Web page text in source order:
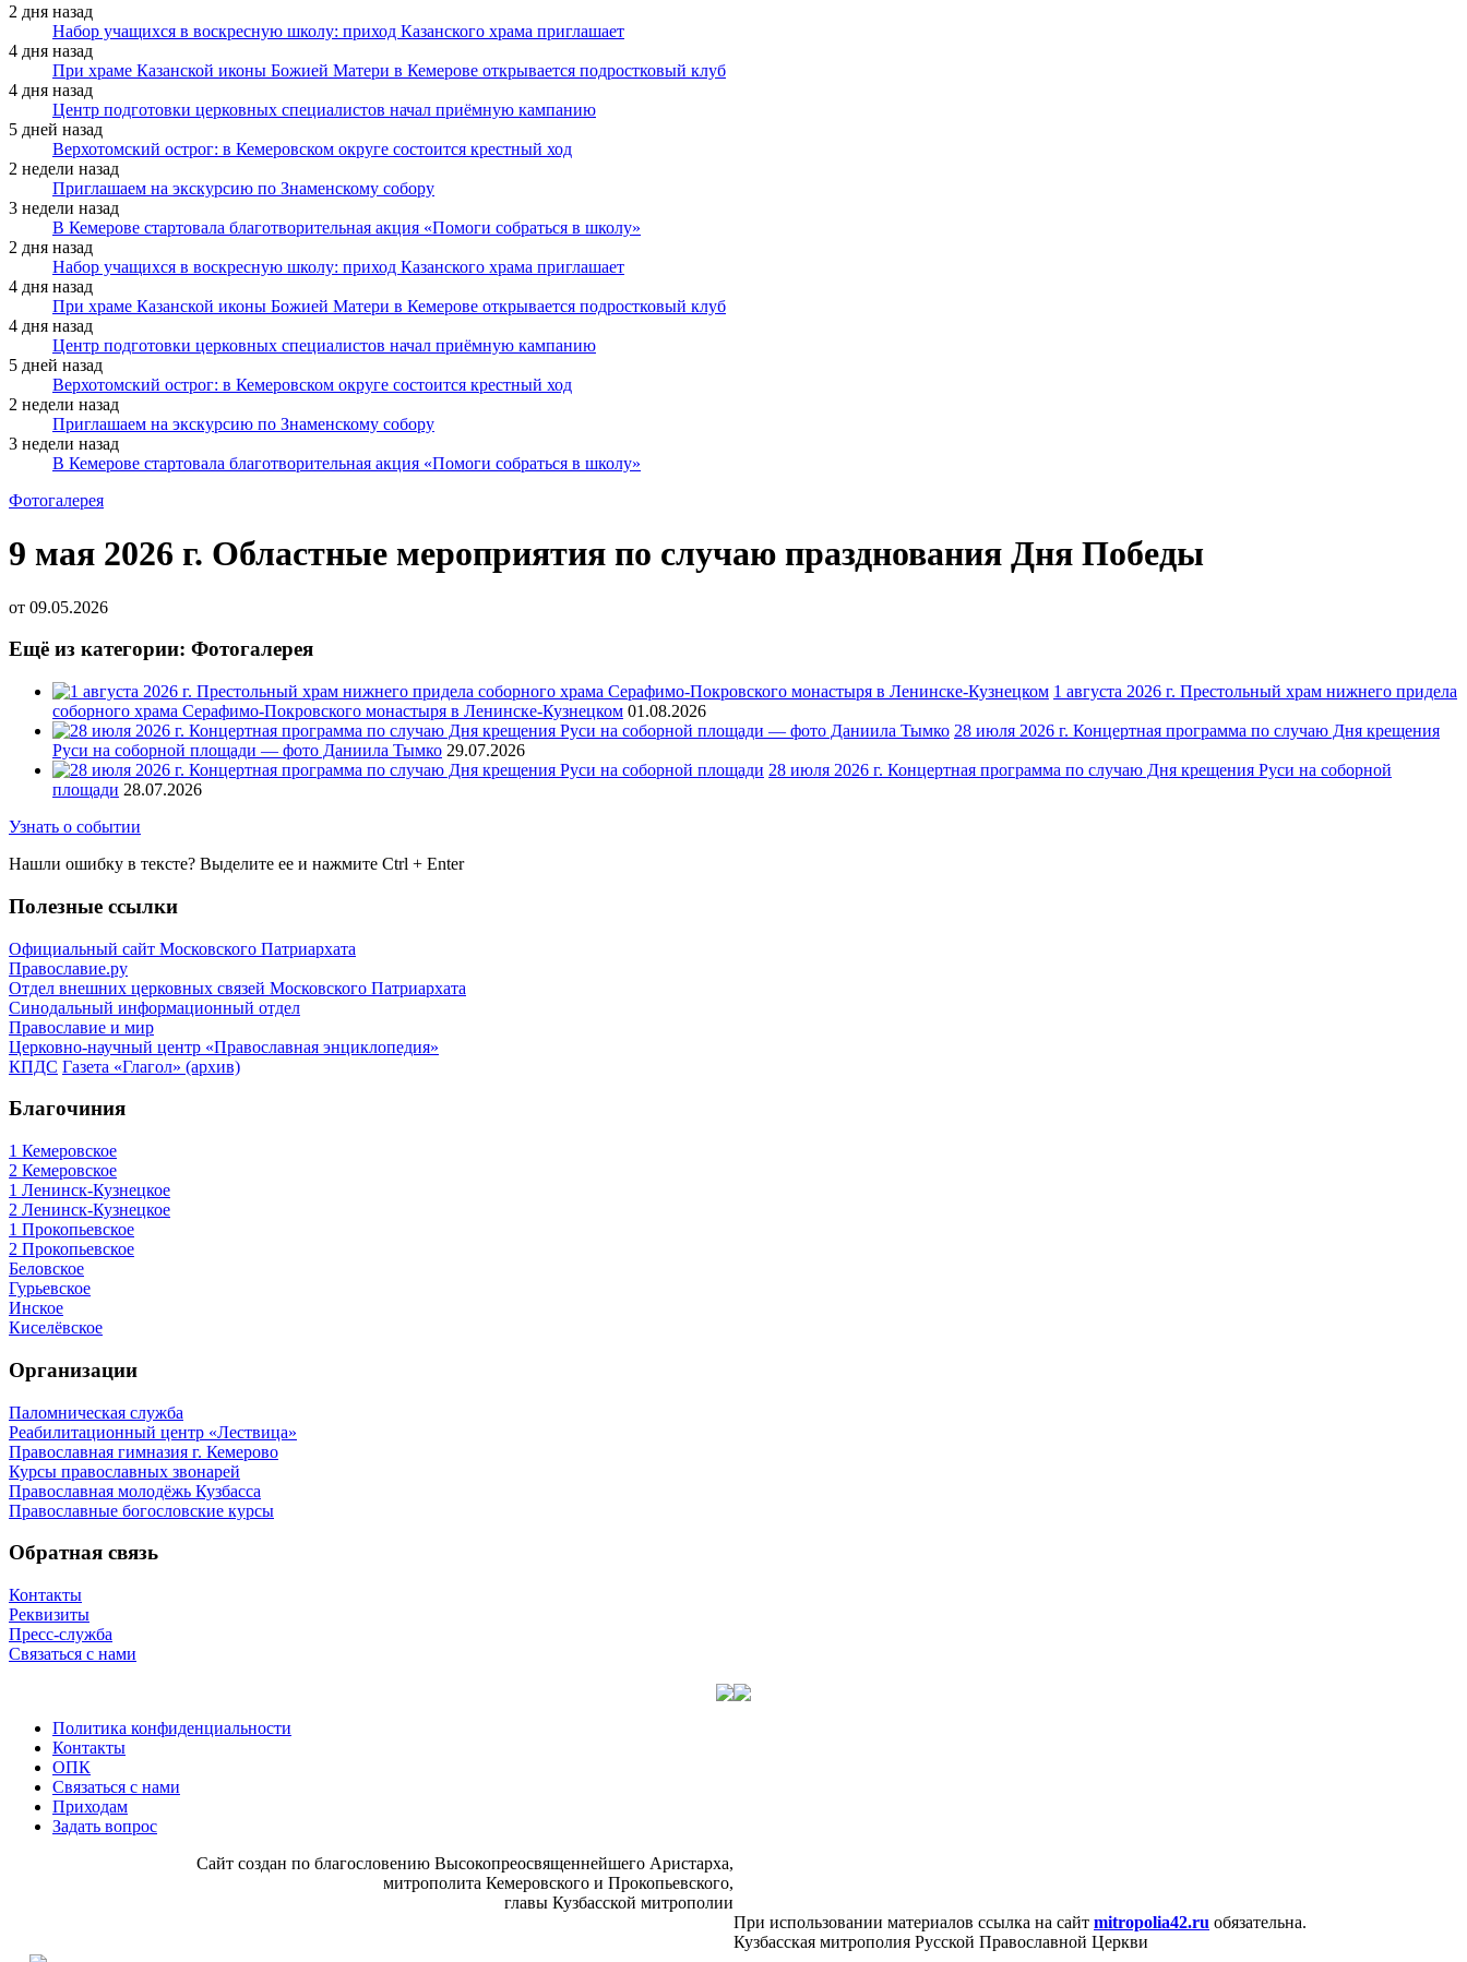
2 дня назад
Набор учащихся в воскресную школу: приход Казанского храма приглашает
4 дня назад
При храме Казанской иконы Божией Матери в Кемерове открывается подростковый клуб
4 дня назад
Центр подготовки церковных специалистов начал приёмную кампанию
5 дней назад
Верхотомский острог: в Кемеровском округе состоится крестный ход
2 недели назад
Приглашаем на экскурсию по Знаменскому собору
3 недели назад
В Кемерове стартовала благотворительная акция «Помоги собраться в школу»
2 дня назад
Набор учащихся в воскресную школу: приход Казанского храма приглашает
4 дня назад
При храме Казанской иконы Божией Матери в Кемерове открывается подростковый клуб
4 дня назад
Центр подготовки церковных специалистов начал приёмную кампанию
5 дней назад
Верхотомский острог: в Кемеровском округе состоится крестный ход
2 недели назад
Приглашаем на экскурсию по Знаменскому собору
3 недели назад
В Кемерове стартовала благотворительная акция «Помоги собраться в школу»
Фотогалерея
9 мая 2026 г. Областные мероприятия по случаю празднования Дня Победы
от 09.05.2026
Ещё из категории: Фотогалерея
1 августа 2026 г. Престольный храм нижнего придела
соборного храма Серафимо-Покровского монастыря в Ленинске-Кузнецком 01.08.2026
28 июля 2026 г. Концертная программа по случаю Дня крещения
Руси на соборной площади — фото Даниила Тымко 29.07.2026
28 июля 2026 г. Концертная программа по случаю Дня крещения Руси на соборной
площади 28.07.2026
Узнать о событии
Нашли ошибку в тексте? Выделите ее и нажмите Ctrl + Enter
Полезные ссылки
Официальный сайт Московского Патриархата
Православие.ру
Отдел внешних церковных связей Московского Патриархата
Синодальный информационный отдел
Православие и мир
Церковно-научный центр «Православная энциклопедия»
КПДС Газета «Глагол» (архив)
Благочиния
1 Кемеровское
2 Кемеровское
1 Ленинск-Кузнецкое
2 Ленинск-Кузнецкое
1 Прокопьевское
2 Прокопьевское
Беловское
Гурьевское
Инское
Киселёвское
Организации
Паломническая служба
Реабилитационный центр «Лествица»
Православная гимназия г. Кемерово
Курсы православных звонарей
Православная молодёжь Кузбасса
Православные богословские курсы
Обратная связь
Контакты
Реквизиты
Пресс-служба
Связаться с нами
Политика конфиденциальности
Контакты
ОПК
Связаться с нами
Приходам
Задать вопрос
Сайт со­здан по бла­го­сло­ве­нию Вы­со­ко­прео­свя­щен­ней­ше­го Ари­стар­ха,
мит­ро­по­ли­та Ке­ме­ров­ско­го и Про­ко­пьев­ско­го,
гла­вы Куз­бас­ской мит­ро­по­лии
При ис­поль­зо­ва­нии ма­те­ри­а­лов ссыл­ка на сайт mitropolia42.ru обя­за­тель­на.
Куз­бас­ская мит­ро­по­лия Рус­ской Пра­во­слав­ной Церк­ви